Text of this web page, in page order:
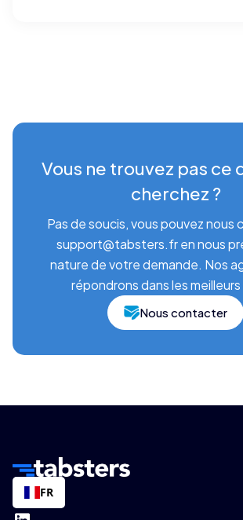
Vous ne trouvez pas ce
cherchez ?
Pas de soucis, vous pouvez nous
support@tabsters.fr en nous
nature de votre demande. Nos
répondrons dans les meilleurs
Nous contacter
FR